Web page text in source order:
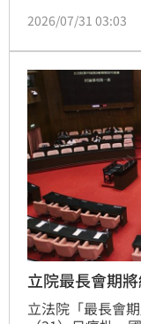
怒，不為政黨，
2026/07/31 03:03
立院最長會期
立法院「最長會